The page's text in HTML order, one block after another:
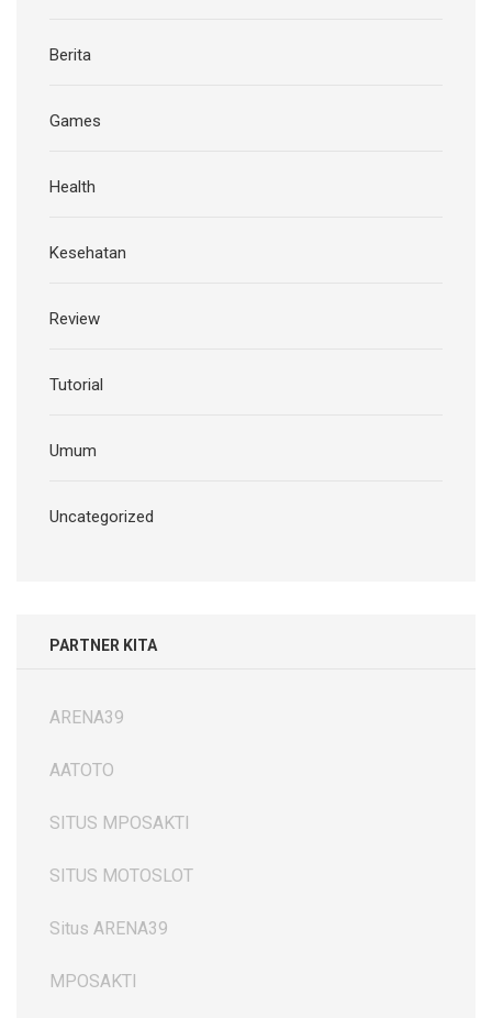
Berita
Games
Health
Kesehatan
Review
Tutorial
Umum
Uncategorized
PARTNER KITA
ARENA39
AATOTO
SITUS MPOSAKTI
SITUS MOTOSLOT
Situs ARENA39
MPOSAKTI